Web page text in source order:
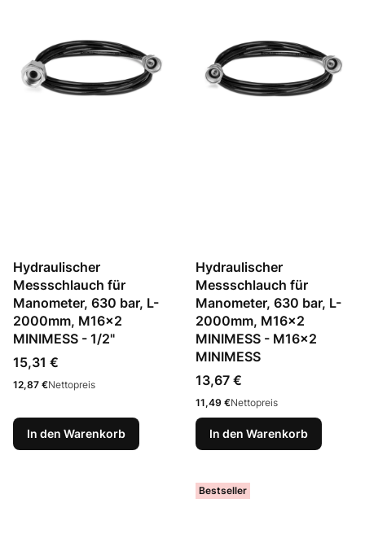
Hydraulischer
Messschlauch für
Manometer, 630 bar, L-
2000mm, M16x2
MINIMESS - 1/2"
Preis
15,31 €
Preis
12,87 €Nettopreis
In den Warenkorb
Hydraulischer
Messschlauch für
Manometer, 630 bar, L-
2000mm, M16x2
MINIMESS - M16x2
MINIMESS
Preis
13,67 €
Preis
11,49 €Nettopreis
In den Warenkorb
Bestseller